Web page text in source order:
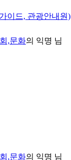
이드, 관광안내원)
,문화의 익명 님
,문화의 익명 님